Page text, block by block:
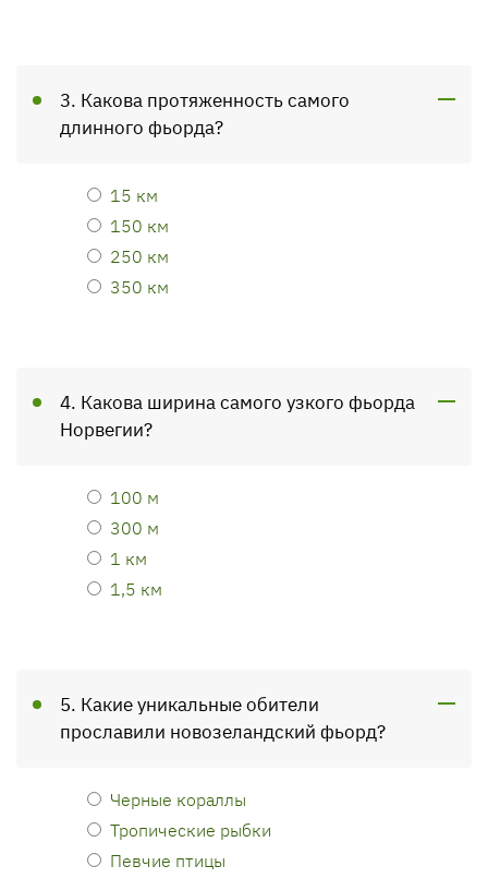
3. Какова протяженность самого
длинного фьорда?
15 км
150 км
250 км
350 км
4. Какова ширина самого узкого фьорда
Норвегии?
100 м
300 м
1 км
1,5 км
5. Какие уникальные обители
прославили новозеландский фьорд?
Черные кораллы
Тропические рыбки
Певчие птицы